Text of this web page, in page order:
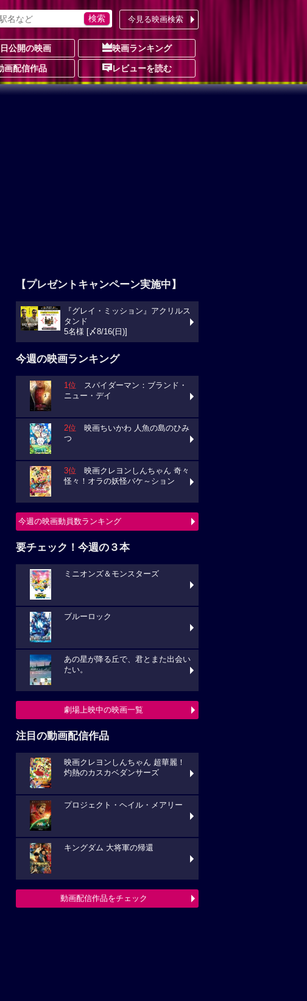
今見る映画検索
公開の映画 映画ランキング
画配信作品 レビューを読む
【プレゼントキャンペーン実施中】
『グレイ・ミッション』アクリルス
タンド
5名様 [〆8/16(日)]
今週の映画ランキング
1位 スパイダーマン：ブランド・
ニュー・デイ
2位 映画ちいかわ 人魚の島のひみ
つ
3位 映画クレヨンしんちゃん 奇々
怪々！オラの妖怪バケ～ション
今週の映画動員数ランキング
要チェック！今週の３本
ミニオンズ＆モンスターズ
ブルーロック
あの星が降る丘で、君とまた出会い
たい。
劇場上映中の映画一覧
注目の動画配信作品
映画クレヨンしんちゃん 超華麗！
灼熱のカスカベダンサーズ
プロジェクト・ヘイル・メアリー
キングダム 大将軍の帰還
動画配信作品をチェック